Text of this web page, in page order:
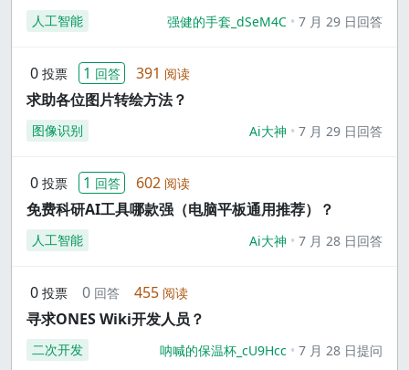
人工智能 强健的手套_dSeM4C 7 月 29 日回答
0 投票 1 回答 391 阅读
求助各位图片转绘方法？
图像识别 Ai大神 7 月 29 日回答
0 投票 1 回答 602 阅读
免费科研AI工具哪款强（电脑平板通用推荐）？
人工智能 Ai大神 7 月 28 日回答
0 投票 0 回答 455 阅读
寻求ONES Wiki开发人员？
二次开发 呐喊的保温杯_cU9Hcc 7 月 28 日提问